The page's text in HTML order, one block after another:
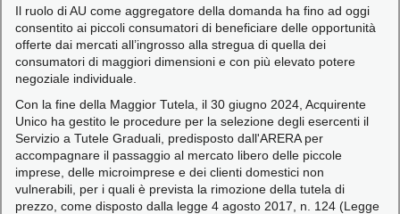
Il ruolo di AU come aggregatore della domanda ha fino ad oggi
consentito ai piccoli consumatori di beneficiare delle opportunità
offerte dai mercati all’ingrosso alla stregua di quella dei
consumatori di maggiori dimensioni e con più elevato potere
negoziale individuale.
Con la fine della Maggior Tutela, il 30 giugno 2024, Acquirente
Unico ha gestito le procedure per la selezione degli esercenti il
Servizio a Tutele Graduali, predisposto dall'ARERA per
accompagnare il passaggio al mercato libero delle piccole
imprese, delle microimprese e dei clienti domestici non
vulnerabili, per i quali è prevista la rimozione della tutela di
prezzo, come disposto dalla legge 4 agosto 2017, n. 124 (Legge